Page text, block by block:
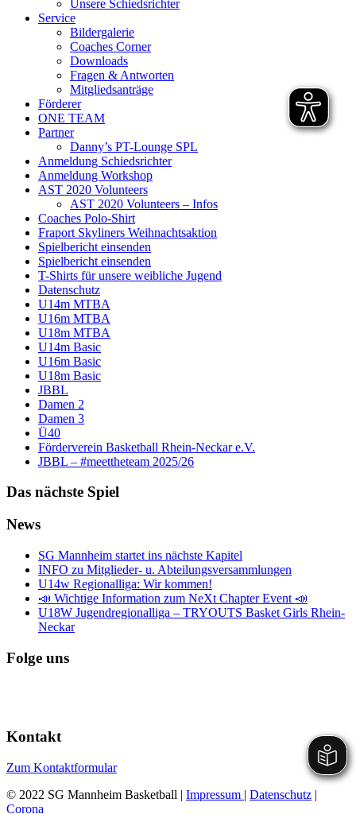
Unsere Schiedsrichter
Service
Bildergalerie
Coaches Corner
Downloads
Fragen & Antworten
Mitgliedsanträge
Förderer
ONE TEAM
Partner
Danny’s PT-Lounge SPL
Anmeldung Schiedsrichter
Anmeldung Workshop
AST 2020 Volunteers
AST 2020 Volunteers – Infos
Coaches Polo-Shirt
Fraport Skyliners Weihnachtsaktion
Spielbericht einsenden
Spielbericht einsenden
T-Shirts für unsere weibliche Jugend
Datenschutz
U14m MTBA
U16m MTBA
U18m MTBA
U14m Basic
U16m Basic
U18m Basic
JBBL
Damen 2
Damen 3
Ü40
Förderverein Basketball Rhein-Neckar e.V.
JBBL – #meettheteam 2025/26
Das nächste Spiel
News
SG Mannheim startet ins nächste Kapitel
INFO zu Mitglieder- u. Abteilungsversammlungen
U14w Regionalliga: Wir kommen!
📣 Wichtige Information zum NeXt Chapter Event 📣
U18W Jugendregionalliga – TRYOUTS Basket Girls Rhein-
Neckar
Folge uns
Kontakt
Zum Kontaktformular
© 2022 SG Mannheim Basketball | Impressum | Datenschutz |
Corona